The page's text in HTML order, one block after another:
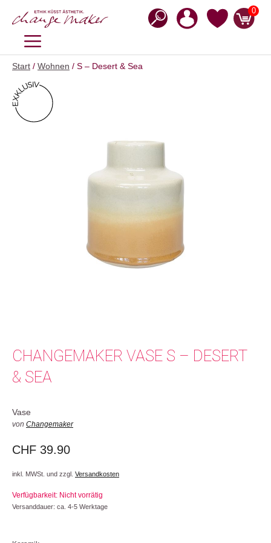
Inhalt
0
MENÜ
Start / Wohnen / S – Desert & Sea
CHANGEMAKER VASE S – DESERT
& SEA
Vase
von Changemaker
CHF 39.90
inkl. MWSt. und zzgl. Versandkosten
Verfügbarkeit: Nicht vorrätig
Versanddauer: ca. 4-5 Werktage